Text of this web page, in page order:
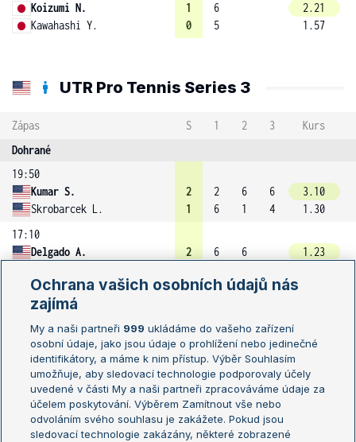
Koizumi N.
Kawahashi Y.
1
0
6
5
2.21
1.57
UTR Pro Tennis Series 3
Zápas S 1 2 3
Kurs
Dohrané
19:50
Kumar S.
Skrobarcek L.
2
1
2
6
6
1
6
4
3.10
1.30
17:10
Delgado A.
2
6
6
1.23
Avram G.
Taube M.
0
5
3
16:55
Battle L.
Mayew W.
2
1
6
4
3
6
6
3
4.10
1.18
15:00
Shalmi C.
2
6
6
Ochrana vašich osobních údajů nás
zajímá
My a naši partneři 999 ukládáme do vašeho zařízení
osobní údaje, jako jsou údaje o prohlížení nebo jedinečné
identifikátory, a máme k nim přístup. Výběr Souhlasím
umožňuje, aby sledovací technologie podporovaly účely
uvedené v části My a naši partneři zpracováváme údaje za
účelem poskytování. Výběrem Zamítnout vše nebo
odvoláním svého souhlasu je zakážete. Pokud jsou
sledovací technologie zakázány, některé zobrazené